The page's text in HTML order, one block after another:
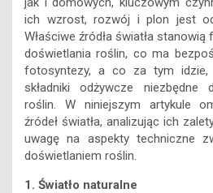
ich wzrost, rozwój i plon jest
Właściwe źródła światła
doświetlania roślin, co ma
fotosyntezy, a co za tym idzie,
składniki odżywcze
roślin. W niniejszym artykule
źródeł światła, analizując ich
uwagę na aspekty techniczne
doświetlaniem roślin.
1. Światło naturalne